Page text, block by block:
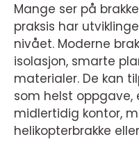
Mange ser på
praksis har
nivået. Moderne
isolasjon, smarte
materialer. De kan
som helst
midlertidig kontor,
helikopterbrakke